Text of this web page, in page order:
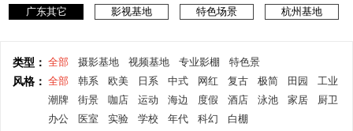
广东其它
影视基地 特色场景 杭州基地
类型： 全部 摄影基地 视频基地 专业影棚 特色景
风格： 全部 韩系 欧美 日系 中式 网红 复古 极简 田园
工业
潮牌
街景 咖店 运动 海边 度假 酒店 泳池 家居
厨卫
办公
医室 实验 学校 年代 科幻 白棚